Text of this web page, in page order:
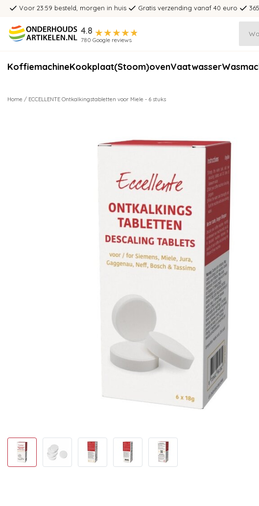
Voor 23:59 besteld, morgen in huis Gratis verzending vanaf 40 euro
4.8
780 Google reviews
KoffiemachineKookplaat(Stoom)ovenVaatwasser
Home / ECCELLENTE Ontkalkingstabletten voor Miele - 6 stuks